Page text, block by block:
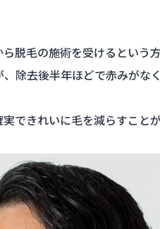
脱毛の施術を受けるという方
除去後半年ほどで赤みがな
できれいに毛を減らすことが